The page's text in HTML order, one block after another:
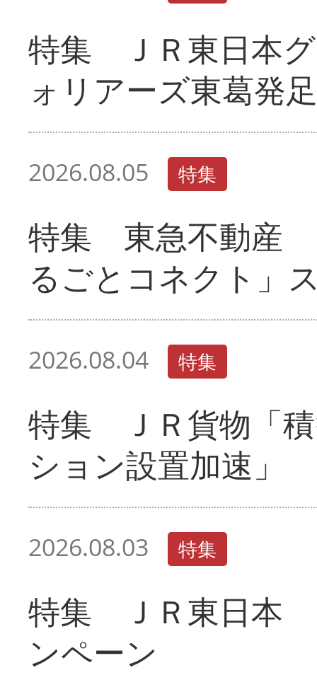
特集 ＪＲ東日本
ォリアーズ東葛発足
2026.08.05 特集
特集 東急不動産
るごとコネクト」
2026.08.04 特集
特集 ＪＲ貨物「
ション設置加速」
2026.08.03 特集
特集 ＪＲ東日本
ンペーン